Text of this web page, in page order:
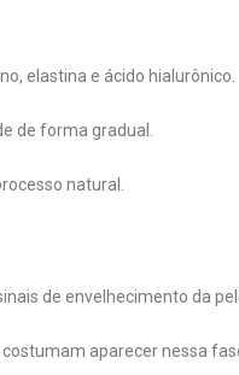
elastina e ácido hialurônico.
de forma gradual.
natural.
de envelhecimento da
aparecer nessa